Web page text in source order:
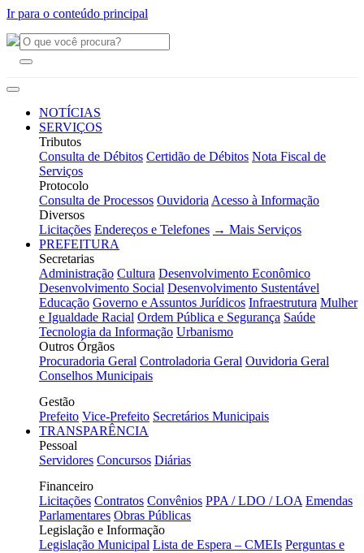
Ir para o conteúdo principal
NOTÍCIAS
SERVIÇOS
Tributos
Consulta de Débitos Certidão de Débitos Nota Fiscal de
Serviços
Protocolo
Consulta de Processos Ouvidoria Acesso à Informação
Diversos
Licitações Endereços e Telefones → Mais Serviços
PREFEITURA
Secretarias
Administração Cultura Desenvolvimento Econômico
Desenvolvimento Social Desenvolvimento Sustentável
Educação Governo e Assuntos Jurídicos Infraestrutura Mulher
e Igualdade Racial Ordem Pública e Segurança Saúde
Tecnologia da Informação Urbanismo
Outros Órgãos
Procuradoria Geral Controladoria Geral Ouvidoria Geral
Conselhos Municipais
Gestão
Prefeito Vice-Prefeito Secretários Municipais
TRANSPARÊNCIA
Pessoal
Servidores Concursos Diárias
Financeiro
Licitações Contratos Convênios PPA / LDO / LOA Emendas
Parlamentares Obras Públicas
Legislação e Informação
Legislação Municipal Lista de Espera – CMEIs Perguntas e